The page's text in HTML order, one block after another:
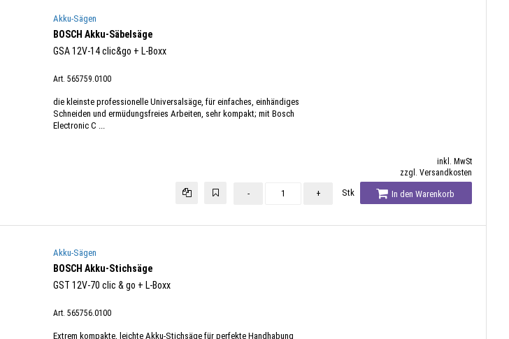
Akku-Sägen
BOSCH Akku-Säbelsäge
GSA 12V-14 clic&go + L-Boxx
Art. 565759.0100
die kleinste professionelle Universalsäge, für einfaches, einhändiges
Schneiden und ermüdungsfreies Arbeiten, sehr kompakt; mit Bosch
Electronic C ...
inkl. MwSt
zzgl. Versandkosten
- + Stk In den Warenkorb
Akku-Sägen
BOSCH Akku-Stichsäge
GST 12V-70 clic & go + L-Boxx
Art. 565756.0100
Extrem kompakte, leichte Akku-Stichsäge für perfekte Handhabung